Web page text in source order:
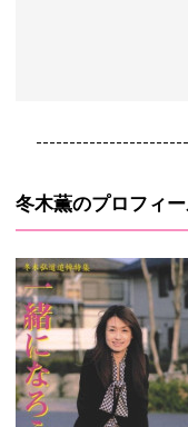
冬木薫のプロフィ